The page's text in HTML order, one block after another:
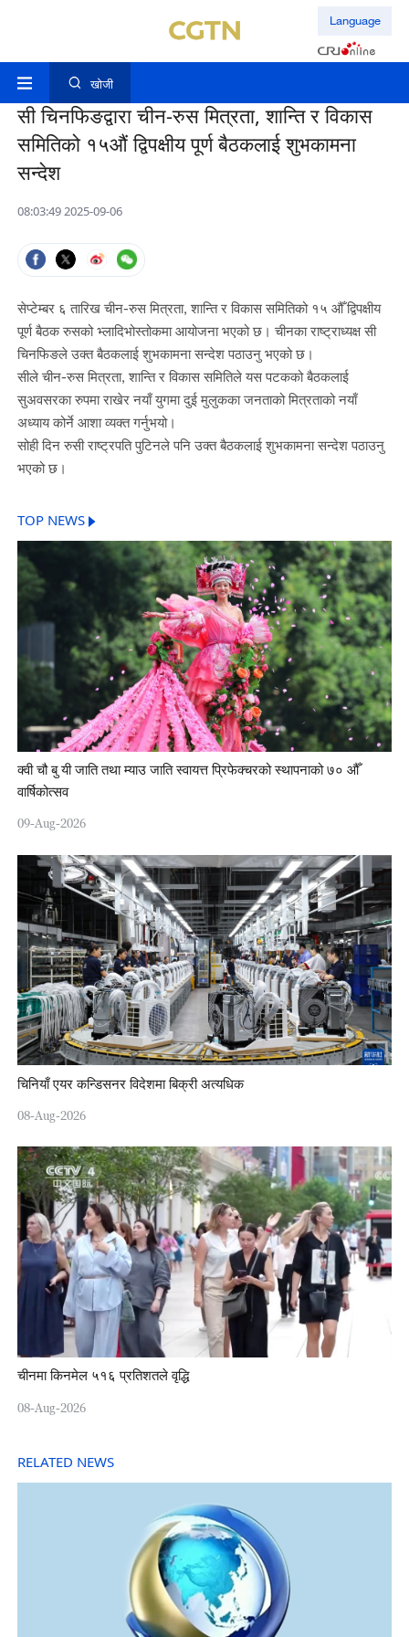
Language
खोजी
सी चिनफिङद्वारा चीन-रुस मित्रता, शान्ति र विकास
समितिको १५औं द्विपक्षीय पूर्ण बैठकलाई शुभकामना
सन्देश
08:03:49 2025-09-06
सेप्टेम्बर ६ तारिख चीन-रुस मित्रता, शान्ति र विकास समितिको १५ औँ द्विपक्षीय
पूर्ण बैठक रुसको भ्लादिभोस्तोकमा आयोजना भएको छ। चीनका राष्ट्राध्यक्ष सी
चिनफिङले उक्त बैठकलाई शुभकामना सन्देश पठाउनु भएको छ।
सीले चीन-रुस मित्रता, शान्ति र विकास समितिले यस पटकको बैठकलाई
सुअवसरका रुपमा राखेर नयाँ युगमा दुई मुलुकका जनताको मित्रताको नयाँ
अध्याय कोर्ने आशा व्यक्त गर्नुभयो।
सोही दिन रुसी राष्ट्रपति पुटिनले पनि उक्त बैठकलाई शुभकामना सन्देश पठाउनु
भएको छ।
TOP NEWS
क्वी चौ बु यी जाति तथा म्याउ जाति स्वायत्त प्रिफेक्चरको स्थापनाको ७० औँ
वार्षिकोत्सव
09-Aug-2026
चिनियाँ एयर कन्डिसनर विदेशमा बिक्री अत्यधिक
08-Aug-2026
चीनमा किनमेल ५१६ प्रतिशतले वृद्धि
08-Aug-2026
RELATED NEWS